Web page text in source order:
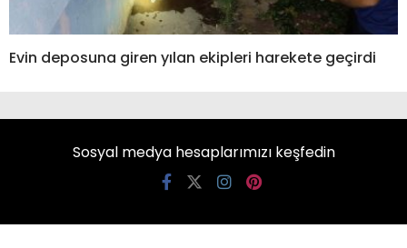
Evin deposuna giren yılan ekipleri harekete geçirdi
Sosyal medya hesaplarımızı keşfedin